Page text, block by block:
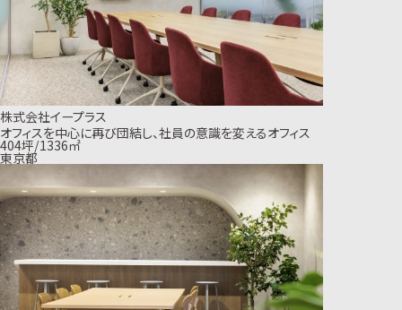
株式会社イープラス
オフィスを中心に再び団結し、社員の意識を変えるオフィス
404坪/1336㎡
東京都